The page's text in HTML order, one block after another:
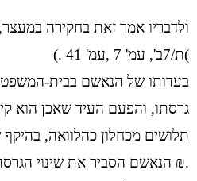
ולדבריו אמר זאת בחקירה
)ת/7ב', עמ' 7 ,עמ' 41 .)
בעדותו של הנאשם בבית-
גרסתו, והפעם העיד שאכן הוא
.₪ הנאשם הסביר את שינוי